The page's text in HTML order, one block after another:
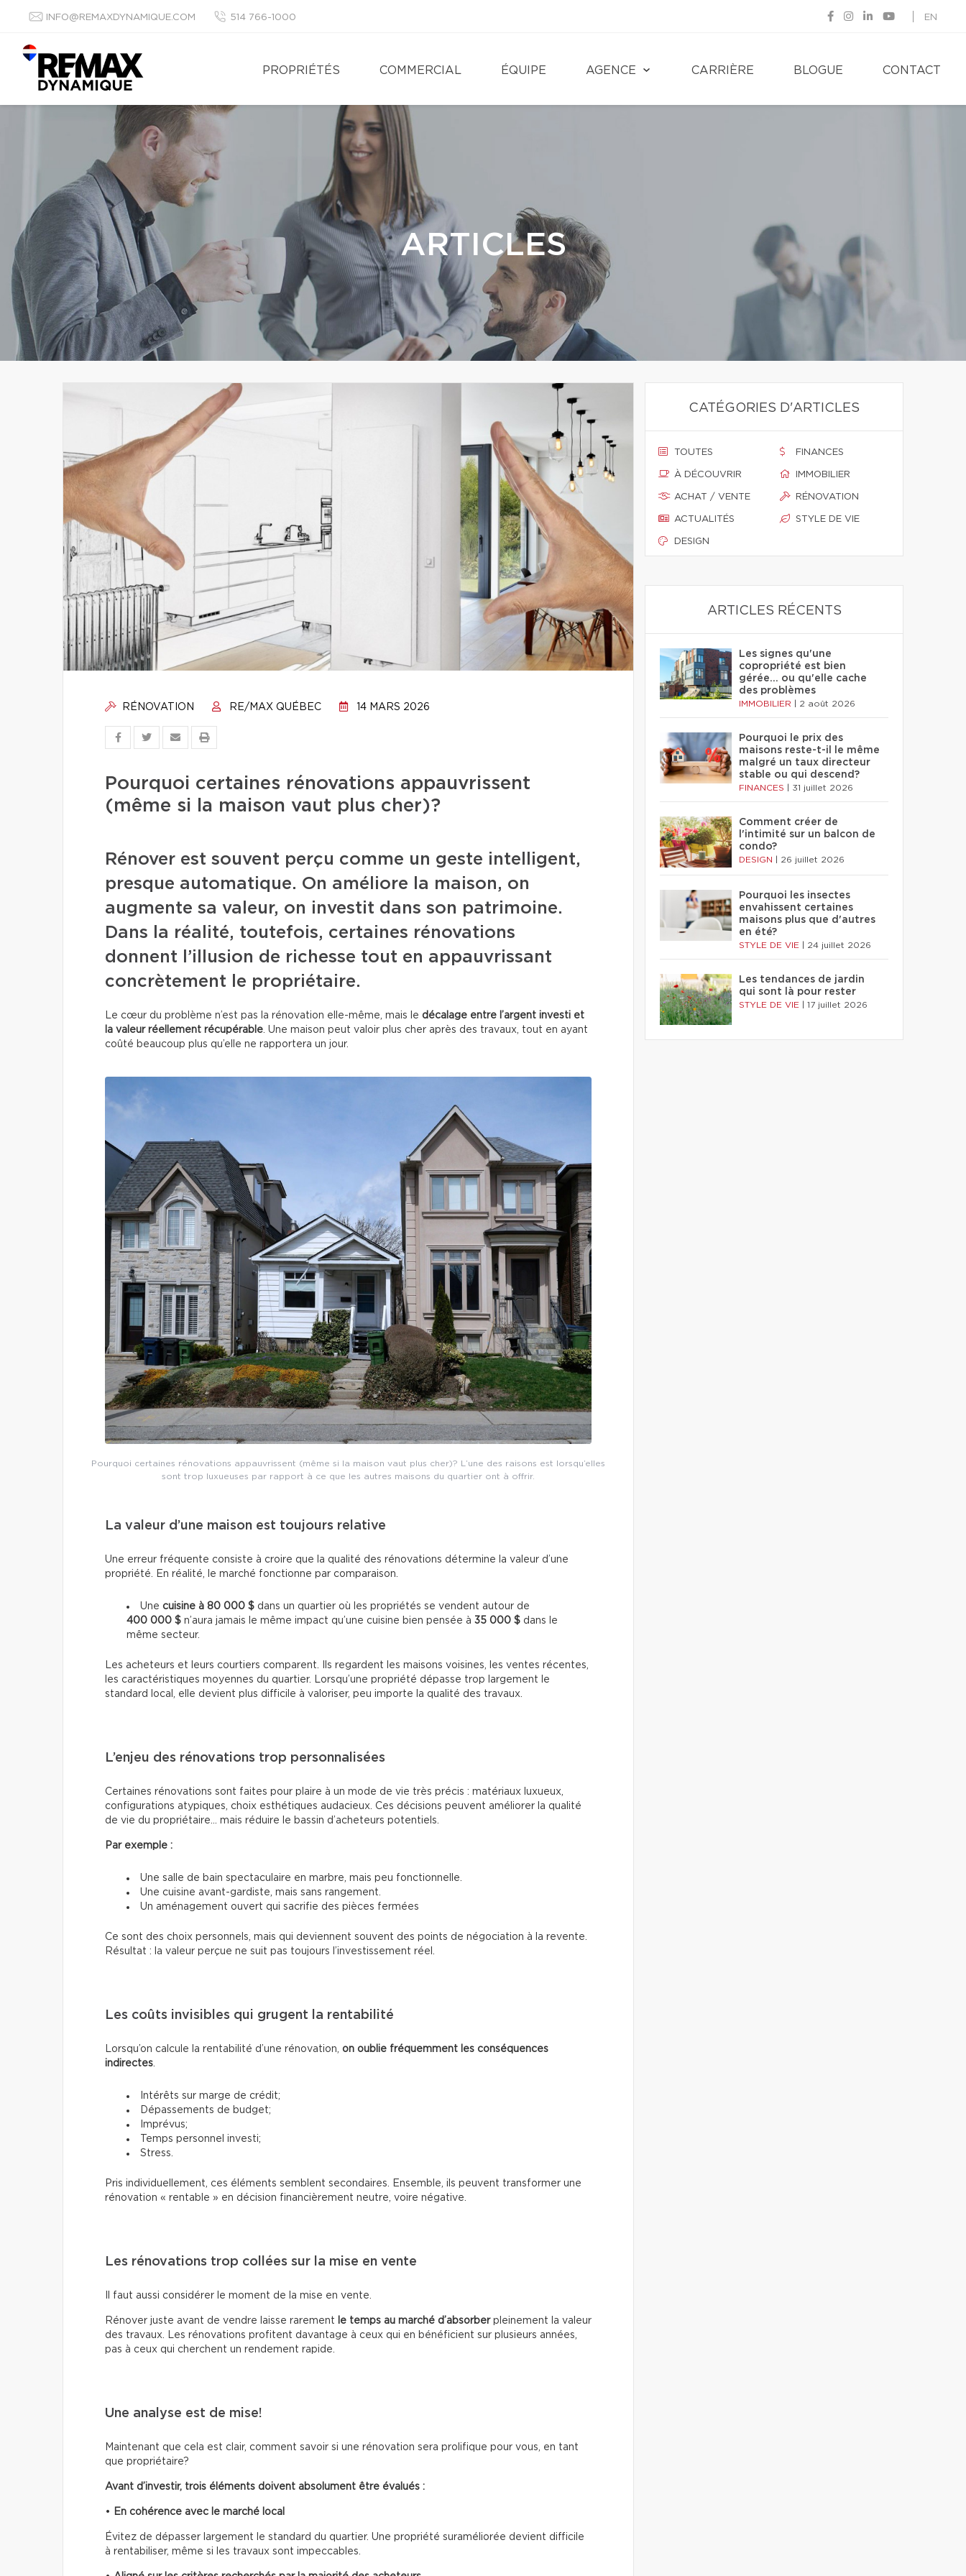
INFO@REMAXDYNAMIQUE.COM 514 766-1000 EN
PROPRIÉTÉS COMMERCIAL ÉQUIPE AGENCE CARRIÈRE BLOGUE CONTACT
ARTICLES
RÉNOVATION RE/MAX QUÉBEC 14 MARS 2026
Pourquoi certaines rénovations appauvrissent
(même si la maison vaut plus cher)?
Rénover est souvent perçu comme un geste intelligent,
presque automatique. On améliore la maison, on
augmente sa valeur, on investit dans son patrimoine.
Dans la réalité, toutefois, certaines rénovations
donnent l’illusion de richesse tout en appauvrissant
concrètement le propriétaire.
Le cœur du problème n’est pas la rénovation elle-même, mais le décalage entre l’argent investi et
la valeur réellement récupérable. Une maison peut valoir plus cher après des travaux, tout en ayant
coûté beaucoup plus qu’elle ne rapportera un jour.
Pourquoi certaines rénovations appauvrissent (même si la maison vaut plus cher)? L’une des raisons est lorsqu’elles
sont trop luxueuses par rapport à ce que les autres maisons du quartier ont à offrir.
La valeur d’une maison est toujours relative
Une erreur fréquente consiste à croire que la qualité des rénovations détermine la valeur d’une
propriété. En réalité, le marché fonctionne par comparaison.
Une cuisine à 80 000 $ dans un quartier où les propriétés se vendent autour de
400 000 $ n’aura jamais le même impact qu’une cuisine bien pensée à 35 000 $ dans le
même secteur.
Les acheteurs et leurs courtiers comparent. Ils regardent les maisons voisines, les ventes récentes,
les caractéristiques moyennes du quartier. Lorsqu’une propriété dépasse trop largement le
standard local, elle devient plus difficile à valoriser, peu importe la qualité des travaux.
L’enjeu des rénovations trop personnalisées
Certaines rénovations sont faites pour plaire à un mode de vie très précis : matériaux luxueux,
configurations atypiques, choix esthétiques audacieux. Ces décisions peuvent améliorer la qualité
de vie du propriétaire… mais réduire le bassin d’acheteurs potentiels.
Par exemple :
Une salle de bain spectaculaire en marbre, mais peu fonctionnelle.
Une cuisine avant-gardiste, mais sans rangement.
Un aménagement ouvert qui sacrifie des pièces fermées
Ce sont des choix personnels, mais qui deviennent souvent des points de négociation à la revente.
Résultat : la valeur perçue ne suit pas toujours l’investissement réel.
Les coûts invisibles qui grugent la rentabilité
Lorsqu’on calcule la rentabilité d’une rénovation, on oublie fréquemment les conséquences
indirectes.
Intérêts sur marge de crédit;
Dépassements de budget;
Imprévus;
Temps personnel investi;
Stress.
Pris individuellement, ces éléments semblent secondaires. Ensemble, ils peuvent transformer une
rénovation « rentable » en décision financièrement neutre, voire négative.
Les rénovations trop collées sur la mise en vente
Il faut aussi considérer le moment de la mise en vente.
Rénover juste avant de vendre laisse rarement le temps au marché d’absorberpleinement la valeur
des travaux. Les rénovations profitent davantage à ceux qui en bénéficient sur plusieurs années,
pas à ceux qui cherchent un rendement rapide.
Une analyse est de mise!
Maintenant que cela est clair, comment savoir si une rénovation sera prolifique pour vous, en tant
que propriétaire?
Avant d’investir, trois éléments doivent absolument être évalués :
• En cohérence avec le marché local
Évitez de dépasser largement le standard du quartier. Une propriété suraméliorée devient difficile
à rentabiliser, même si les travaux sont impeccables.
CATÉGORIES D'ARTICLES
TOUTES
À DÉCOUVRIR
ACHAT / VENTE
ACTUALITÉS
DESIGN
FINANCES
IMMOBILIER
RÉNOVATION
STYLE DE VIE
ARTICLES RÉCENTS
Les signes qu'une
copropriété est bien
gérée… ou qu'elle cache
des problèmes
IMMOBILIER 2 août 2026
Pourquoi le prix des
maisons reste-t-il le même
malgré un taux directeur
stable ou qui descend?
FINANCES 31 juillet 2026
Comment créer de
l'intimité sur un balcon de
condo?
DESIGN 26 juillet 2026
Pourquoi les insectes
envahissent certaines
maisons plus que d'autres
en été?
STYLE DE VIE 24 juillet 2026
Les tendances de jardin
qui sont là pour rester
STYLE DE VIE 17 juillet 2026